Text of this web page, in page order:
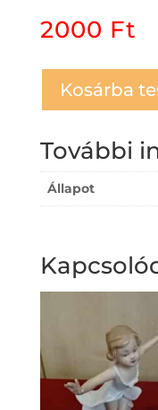
2000 Ft
Kosárba
További
Állapot